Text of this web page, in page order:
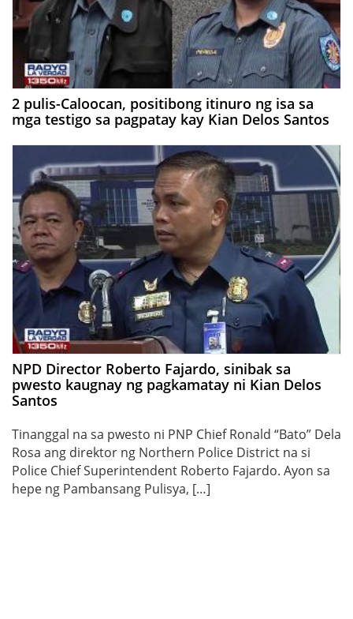
2 pulis-Caloocan, positibong itinuro ng isa sa
mga testigo sa pagpatay kay Kian Delos Santos
NPD Director Roberto Fajardo, sinibak sa
pwesto kaugnay ng pagkamatay ni Kian Delos
Santos
Tinanggal na sa pwesto ni PNP Chief Ronald “Bato” Dela
Rosa ang direktor ng Northern Police District na si
Police Chief Superintendent Roberto Fajardo. Ayon sa
hepe ng Pambansang Pulisya, […]